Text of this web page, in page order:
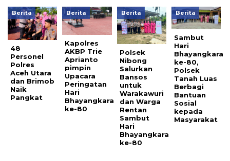
Berita
48
Personel
Polres
Aceh Utara
dan Brimob
Naik
Pangkat
Berita
Kapolres
AKBP Trie
Aprianto
pimpin
Upacara
Peringatan
Hari
Bhayangkara
ke-80
Berita
Polsek
Nibong
Salurkan
Bansos
untuk
Warakawuri
dan Warga
Rentan
Sambut
Hari
Bhayangkara
ke-80
Berita
Sambut
Hari
Bhayangkara
ke-80,
Polsek
Tanah Luas
Berbagi
Bantuan
Sosial
kepada
Masyarakat